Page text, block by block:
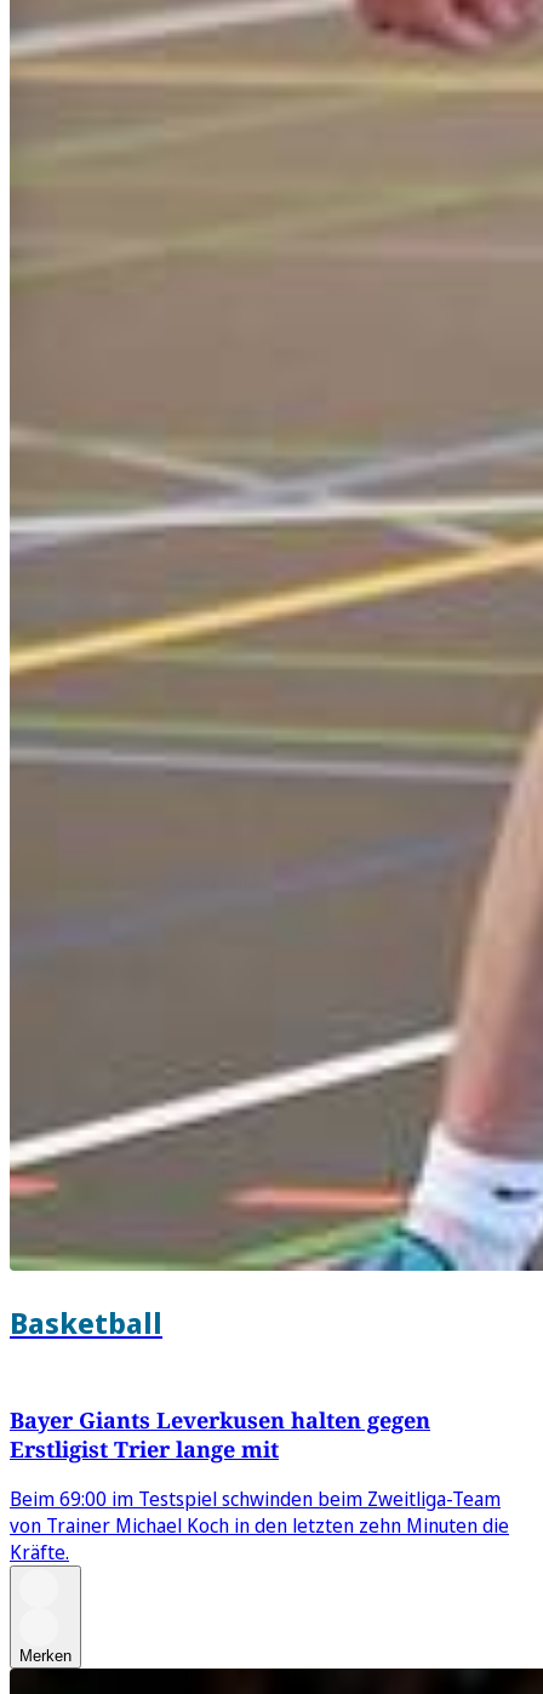
Basketball
Bayer Giants Leverkusen halten gegen
Erstligist Trier lange mit
Beim 69:00 im Testspiel schwinden beim Zweitliga-Team
von Trainer Michael Koch in den letzten zehn Minuten die
Kräfte.
Merken